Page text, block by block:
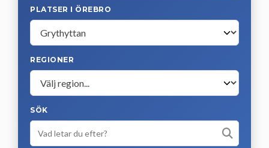
PLATSER I ÖREBRO
REGIONER
SÖK